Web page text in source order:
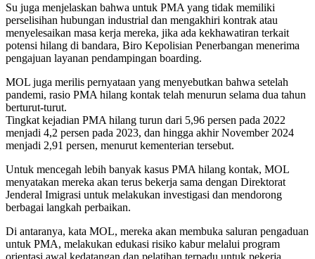
Su juga menjelaskan bahwa untuk PMA yang tidak memiliki
perselisihan hubungan industrial dan mengakhiri kontrak atau
menyelesaikan masa kerja mereka, jika ada kekhawatiran terkait
potensi hilang di bandara, Biro Kepolisian Penerbangan menerima
pengajuan layanan pendampingan boarding.
MOL juga merilis pernyataan yang menyebutkan bahwa setelah
pandemi, rasio PMA hilang kontak telah menurun selama dua tahun
berturut-turut.
Tingkat kejadian PMA hilang turun dari 5,96 persen pada 2022
menjadi 4,2 persen pada 2023, dan hingga akhir November 2024
menjadi 2,91 persen, menurut kementerian tersebut.
Untuk mencegah lebih banyak kasus PMA hilang kontak, MOL
menyatakan mereka akan terus bekerja sama dengan Direktorat
Jenderal Imigrasi untuk melakukan investigasi dan mendorong
berbagai langkah perbaikan.
Di antaranya, kata MOL, mereka akan membuka saluran pengaduan
untuk PMA, melakukan edukasi risiko kabur melalui program
orientasi awal kedatangan dan pelatihan terpadu untuk pekerja